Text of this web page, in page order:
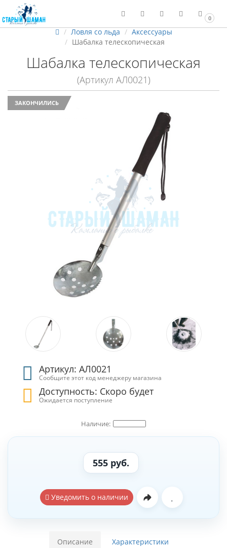
0
Ловля со льда
Аксессуары
Шабалка телескопическая
Шабалка телескопическая
(Артикул АЛ0021)
ЗАКОНЧИЛИСЬ
Артикул: АЛ0021
Сообщите этот код менеджеру магазина
Доступность: Скоро будет
Ожидается поступление
555 руб.
Уведомить о наличии
Описание Характеристики